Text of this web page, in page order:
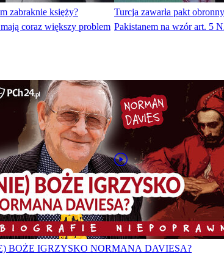
zabraknie księży?
coraz większy problem
Turcja zawarła pakt
Pakistanem na wzór art. 5
BOŻE IGRZYSKO NORMANA DAVIESA?